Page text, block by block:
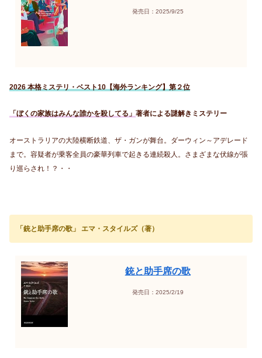
発売日：2025/9/25
2026 本格ミステリ・ベスト10【海外ランキング】第２位
「ぼくの家族はみんな誰かを殺してる」 著者による謎解きミステリー
オーストラリアの大陸横断鉄道、ザ・ガンが舞台。ダーウィン～アデレード
まで。容疑者が乗客全員の豪華列車で起きる連続殺人。さまざまな伏線が張
り巡らされ！？・・
「銃と助手席の歌」 エマ・スタイルズ（著）
銃と助手席の歌
発売日：2025/2/19